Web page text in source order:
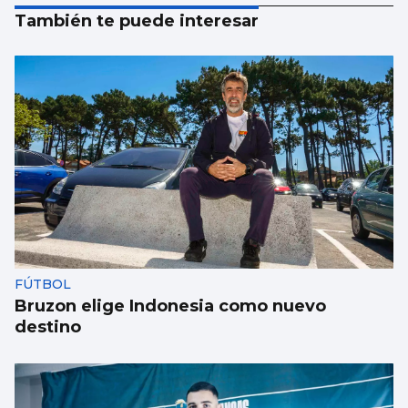
También te puede interesar
FÚTBOL
Bruzon elige Indonesia como nuevo
destino